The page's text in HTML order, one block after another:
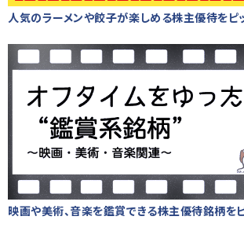
人気のラーメンや餃子が楽しめる株主優待をピ
映画や美術、音楽を鑑賞できる株主優待銘柄を